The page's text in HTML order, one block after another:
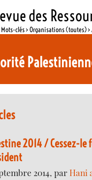
des
Mots-clés > Organisations (toutes) >
2014 / Cessez-
2014, parHani